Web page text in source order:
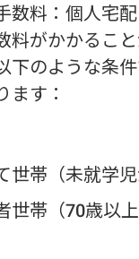
数料：個人宅
料がかかること
下のような条
ます：
世帯（未就学児
世帯（70歳以